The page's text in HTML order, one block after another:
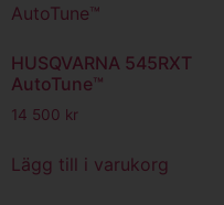
HUSQVARNA 545RXT
AutoTune™
14 500 kr
Lägg till i varukorg